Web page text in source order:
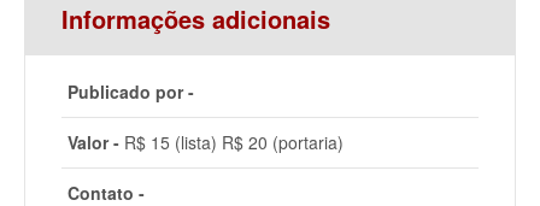
Informações adicionais
Publicado por -
Valor - R$ 15 (lista) R$ 20 (portaria)
Contato -